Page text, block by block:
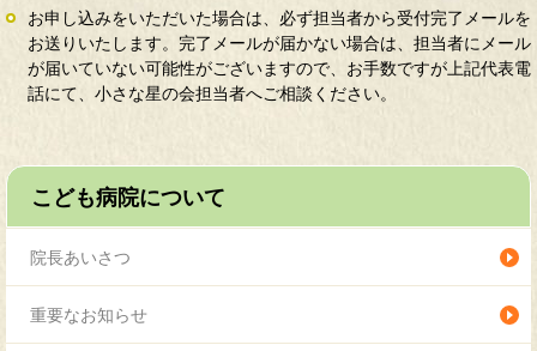
お申し込みをいただいた場合は、必ず担当者から受付完了メールを
お送りいたします。完了メールが届かない場合は、担当者にメール
が届いていない可能性がございますので、お手数ですが上記代表電
話にて、小さな星の会担当者へご相談ください。
こども病院について
院長あいさつ
重要なお知らせ